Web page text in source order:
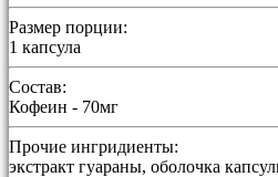
Размер порции:
1 капсула
Состав:
Кофеин - 70мг
Прочие ингридиенты:
экстракт гуараны, оболочка